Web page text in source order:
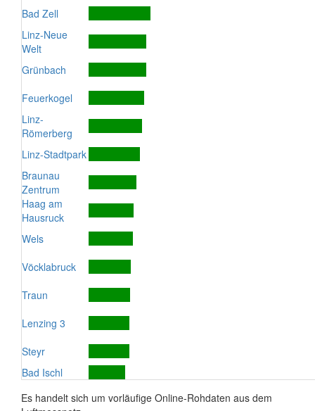
Bad Zell
Linz-Neue
Welt
Grünbach
Feuerkogel
Linz-
Römerberg
Linz-Stadtpark
Braunau
Zentrum
Haag am
Hausruck
Wels
Vöcklabruck
Traun
Lenzing 3
Steyr
Bad Ischl
Es handelt sich um vorläufige Online-Rohdaten aus dem